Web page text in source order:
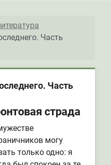
Часть
Часть
страда
могу
только одно: я